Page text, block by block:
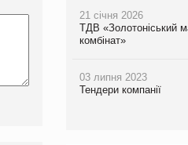
21 січня 2026
ТДВ «Золотоніський
комбінат»
03 липня 2023
Тендери компанії